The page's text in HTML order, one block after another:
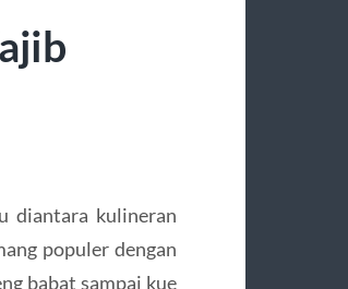
diantara kulineran
populer dengan
babat sampai kue